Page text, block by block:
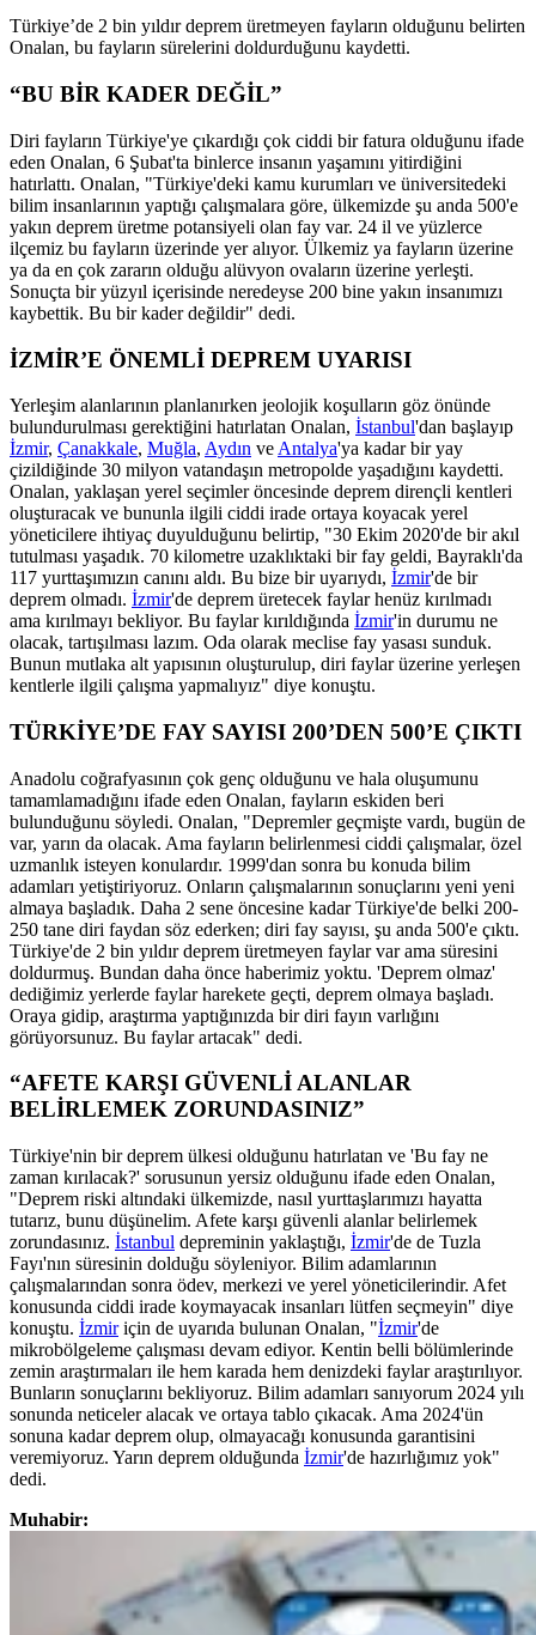
Türkiye’de 2 bin yıldır deprem üretmeyen fayların olduğunu belirten
Onalan, bu fayların sürelerini doldurduğunu kaydetti.
“BU BİR KADER DEĞİL”
Diri fayların Türkiye'ye çıkardığı çok ciddi bir fatura olduğunu ifade
eden Onalan, 6 Şubat'ta binlerce insanın yaşamını yitirdiğini
hatırlattı. Onalan, "Türkiye'deki kamu kurumları ve üniversitedeki
bilim insanlarının yaptığı çalışmalara göre, ülkemizde şu anda 500'e
yakın deprem üretme potansiyeli olan fay var. 24 il ve yüzlerce
ilçemiz bu fayların üzerinde yer alıyor. Ülkemiz ya fayların üzerine
ya da en çok zararın olduğu alüvyon ovaların üzerine yerleşti.
Sonuçta bir yüzyıl içerisinde neredeyse 200 bine yakın insanımızı
kaybettik. Bu bir kader değildir" dedi.
İZMİR’E ÖNEMLİ DEPREM UYARISI
Yerleşim alanlarının planlanırken jeolojik koşulların göz önünde
bulundurulması gerektiğini hatırlatan Onalan, İstanbul'dan başlayıp
İzmir, Çanakkale, Muğla, Aydın ve Antalya'ya kadar bir yay
çizildiğinde 30 milyon vatandaşın metropolde yaşadığını kaydetti.
Onalan, yaklaşan yerel seçimler öncesinde deprem dirençli kentleri
oluşturacak ve bununla ilgili ciddi irade ortaya koyacak yerel
yöneticilere ihtiyaç duyulduğunu belirtip, "30 Ekim 2020'de bir akıl
tutulması yaşadık. 70 kilometre uzaklıktaki bir fay geldi, Bayraklı'da
117 yurttaşımızın canını aldı. Bu bize bir uyarıydı, İzmir'de bir
deprem olmadı. İzmir'de deprem üretecek faylar henüz kırılmadı
ama kırılmayı bekliyor. Bu faylar kırıldığında İzmir'in durumu ne
olacak, tartışılması lazım. Oda olarak meclise fay yasası sunduk.
Bunun mutlaka alt yapısının oluşturulup, diri faylar üzerine yerleşen
kentlerle ilgili çalışma yapmalıyız" diye konuştu.
TÜRKİYE’DE FAY SAYISI 200’DEN 500’E ÇIKTI
Anadolu coğrafyasının çok genç olduğunu ve hala oluşumunu
tamamlamadığını ifade eden Onalan, fayların eskiden beri
bulunduğunu söyledi. Onalan, "Depremler geçmişte vardı, bugün de
var, yarın da olacak. Ama fayların belirlenmesi ciddi çalışmalar, özel
uzmanlık isteyen konulardır. 1999'dan sonra bu konuda bilim
adamları yetiştiriyoruz. Onların çalışmalarının sonuçlarını yeni yeni
almaya başladık. Daha 2 sene öncesine kadar Türkiye'de belki 200-
250 tane diri faydan söz ederken; diri fay sayısı, şu anda 500'e çıktı.
Türkiye'de 2 bin yıldır deprem üretmeyen faylar var ama süresini
doldurmuş. Bundan daha önce haberimiz yoktu. 'Deprem olmaz'
dediğimiz yerlerde faylar harekete geçti, deprem olmaya başladı.
Oraya gidip, araştırma yaptığınızda bir diri fayın varlığını
görüyorsunuz. Bu faylar artacak" dedi.
“AFETE KARŞI GÜVENLİ ALANLAR
BELİRLEMEK ZORUNDASINIZ”
Türkiye'nin bir deprem ülkesi olduğunu hatırlatan ve 'Bu fay ne
zaman kırılacak?' sorusunun yersiz olduğunu ifade eden Onalan,
"Deprem riski altındaki ülkemizde, nasıl yurttaşlarımızı hayatta
tutarız, bunu düşünelim. Afete karşı güvenli alanlar belirlemek
zorundasınız. İstanbul depreminin yaklaştığı, İzmir'de de Tuzla
Fayı'nın süresinin dolduğu söyleniyor. Bilim adamlarının
çalışmalarından sonra ödev, merkezi ve yerel yöneticilerindir. Afet
konusunda ciddi irade koymayacak insanları lütfen seçmeyin" diye
konuştu. İzmiriçin de uyarıda bulunan Onalan, "İzmir'de
mikrobölgeleme çalışması devam ediyor. Kentin belli bölümlerinde
zemin araştırmaları ile hem karada hem denizdeki faylar araştırılıyor.
Bunların sonuçlarını bekliyoruz. Bilim adamları sanıyorum 2024 yılı
sonunda neticeler alacak ve ortaya tablo çıkacak. Ama 2024'ün
sonuna kadar deprem olup, olmayacağı konusunda garantisini
veremiyoruz. Yarın deprem olduğunda İzmir'de hazırlığımız yok"
dedi.
Muhabir: